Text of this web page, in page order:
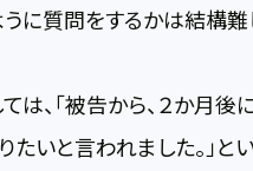
に質問をするかは結構難
は、「被告から、２か月
いと言われました。」と